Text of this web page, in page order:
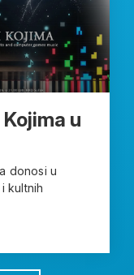
u
donosi u
kultnih